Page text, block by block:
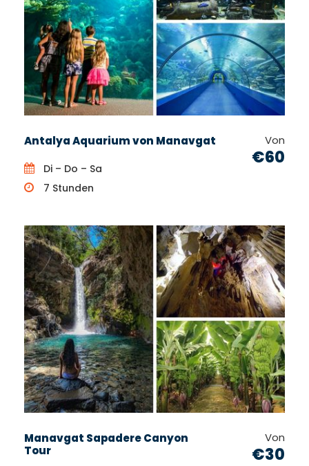
Antalya Aquarium von Manavgat Von
€60
Di – Do – Sa
7 Stunden
Manavgat Sapadere Canyon
Tour
Von
€30